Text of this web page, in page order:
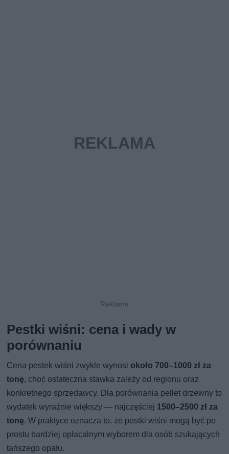
Pestki wiśni: cena i wady w
porównaniu
Cena pestek wiśni zwykle wynosi około 700–1000 zł za
tonę, choć ostateczna stawka zależy od regionu oraz
konkretnego sprzedawcy. Dla porównania pellet drzewny to
wydatek wyraźnie większy — najczęściej 1500–2500 zł za
tonę. W praktyce oznacza to, że pestki wiśni mogą być po
prostu bardziej opłacalnym wyborem dla osób szukających
tańszego opału.